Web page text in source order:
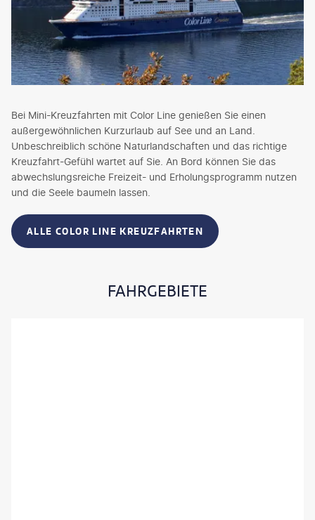
Bei Mini-Kreuzfahrten mit Color Line genießen Sie einen
außergewöhnlichen Kurzurlaub auf See und an Land.
Unbeschreiblich schöne Naturlandschaften und das richtige
Kreuzfahrt-Gefühl wartet auf Sie. An Bord können Sie das
abwechslungsreiche Freizeit- und Erholungsprogramm nutzen
und die Seele baumeln lassen.
ALLE COLOR LINE KREUZFAHRTEN
FAHRGEBIETE